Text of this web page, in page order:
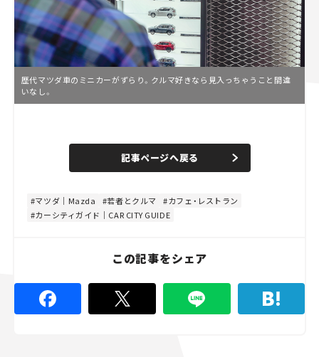
歴代マツダ車のミニカーがずらり。クルマ好きなら見入っちゃうこと間違
いなし。
n
e
d
0
記事ページへ戻る
マツダ｜Mazda 若者とクルマ
カフェ・レストラン
カーシティガイド｜CAR CITY GUIDE
この記事をシェア